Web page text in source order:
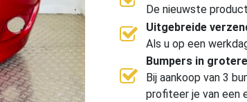
De nieuwste
Uitgebreide
Als u op een
Bumpers in
Bij aankoop van 3
profiteer je van een